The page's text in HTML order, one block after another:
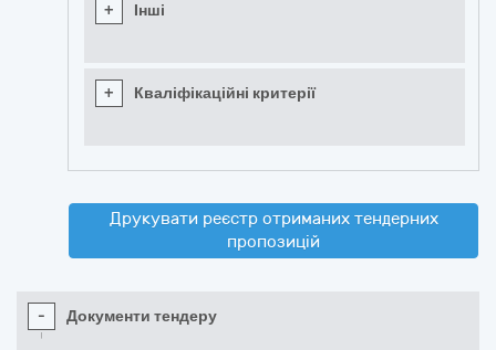
+ Інші
+ Кваліфікаційні критерії
Друкувати реєстр отриманих тендерних
пропозицій
- Документи тендеру